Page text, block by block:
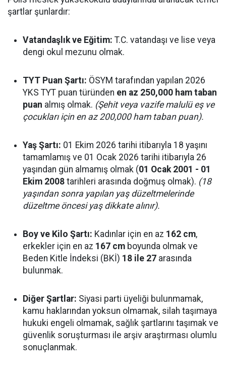
şartlar şunlardır:
Vatandaşlık ve Eğitim: T.C. vatandaşı ve lise veya
dengi okul mezunu olmak.
TYT Puan Şartı: ÖSYM tarafından yapılan 2026
YKS TYT puan türünden en az 250,000 ham taban
puan almış olmak. (Şehit veya vazife malulü eş ve
çocukları için en az 200,000 ham taban puan).
Yaş Şartı: 01 Ekim 2026 tarihi itibarıyla 18 yaşını
tamamlamış ve 01 Ocak 2026 tarihi itibarıyla 26
yaşından gün almamış olmak (01 Ocak 2001 - 01
Ekim 2008 tarihleri arasında doğmuş olmak). (18
yaşından sonra yapılan yaş düzeltmelerinde
düzeltme öncesi yaş dikkate alınır).
Boy ve Kilo Şartı: Kadınlar için en az 162 cm,
erkekler için en az 167 cm boyunda olmak ve
Beden Kitle İndeksi (BKİ) 18 ile 27 arasında
bulunmak.
Diğer Şartlar: Siyasi parti üyeliği bulunmamak,
kamu haklarından yoksun olmamak, silah taşımaya
hukuki engeli olmamak, sağlık şartlarını taşımak ve
güvenlik soruşturması ile arşiv araştırması olumlu
sonuçlanmak.